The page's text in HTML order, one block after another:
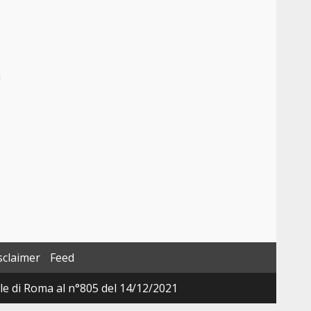
Feed
Roma al n°805 del 14/12/2021